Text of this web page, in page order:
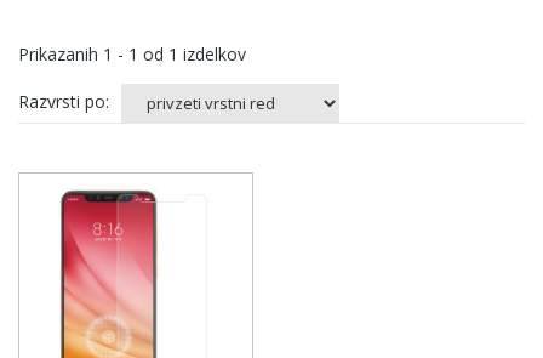
Prikazanih 1 - 1 od 1 izdelkov
Razvrsti po: